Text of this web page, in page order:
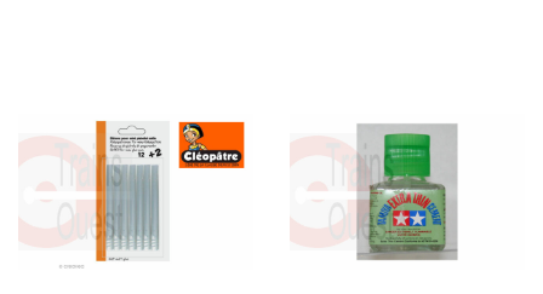
PREISER
PRINCE AUGUST
REDUTEX
REE
RÉGIONS ET COMPAGNIES